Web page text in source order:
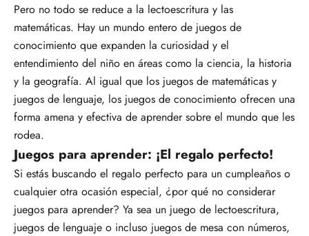
Pero no todo se reduce a la lectoescritura y las
matemáticas. Hay un mundo entero de juegos de
conocimiento que expanden la curiosidad y el
entendimiento del niño en áreas como la ciencia, la historia
y la geografía. Al igual que los juegos de matemáticas y
juegos de lenguaje, los juegos de conocimiento ofrecen una
forma amena y efectiva de aprender sobre el mundo que les
rodea.
Juegos para aprender: ¡El regalo perfecto!
Si estás buscando el regalo perfecto para un cumpleaños o
cualquier otra ocasión especial, ¿por qué no considerar
juegos para aprender? Ya sea un juego de lectoescritura,
juegos de lenguaje o incluso juegos de mesa con números,